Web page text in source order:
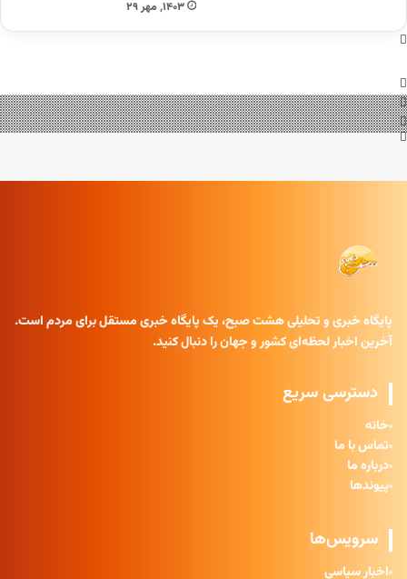
۱۴۰۳, مهر ۲۹
پایگاه خبری و تحلیلی هشت صبح، یک پایگاه خبری مستقل برای مردم است.
آخرین اخبار لحظه‌ای کشور و جهان را دنبال کنید.
دسترسی سریع
خانه
تماس با ما
درباره ما
پیوندها
سرویس‌ها
اخبار سیاسی